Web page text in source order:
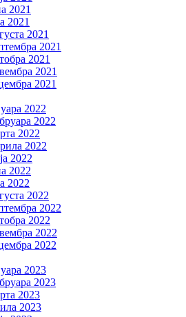
2021
2021
2021
2021
2021
2021
2021
2022
2022
2022
2022
2022
2022
2022
2022
2022
2022
2022
2022
2023
2023
2023
2023